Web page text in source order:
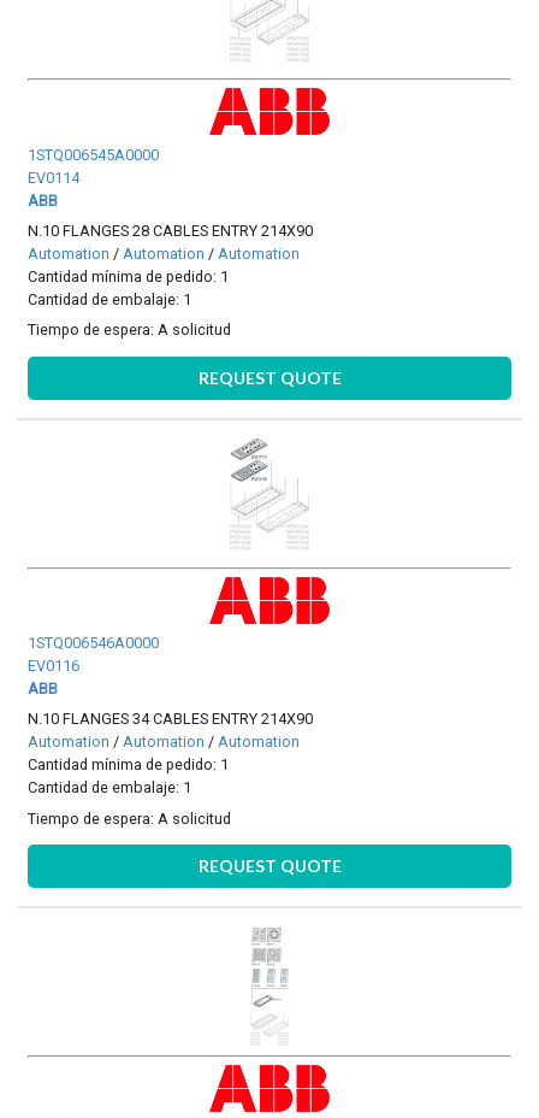
1STQ006545A0000
EV0114
ABB
N.10 FLANGES 28 CABLES ENTRY 214X90
Automation / Automation / Automation
Cantidad mínima de pedido: 1
Cantidad de embalaje: 1
Tiempo de espera:A solicitud
REQUEST QUOTE
1STQ006546A0000
EV0116
ABB
N.10 FLANGES 34 CABLES ENTRY 214X90
Automation /Automation /Automation
Cantidad mínima de pedido: 1
Cantidad de embalaje: 1
Tiempo de espera: A solicitud
REQUEST QUOTE